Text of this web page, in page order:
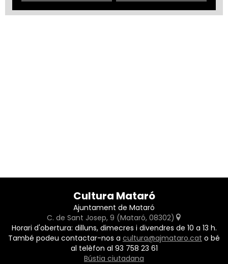
Cultura Mataró
Ajuntament de Mataró
C. de Sant Josep, 9 (Mataró, 08302)
Horari d'obertura: dilluns, dimecres i divendres de 10 a 13 h.
També podeu contactar-nos a cultura@ajmataro.cat o bé
al telèfon al 93 758 23 61
Bústia ciutadana